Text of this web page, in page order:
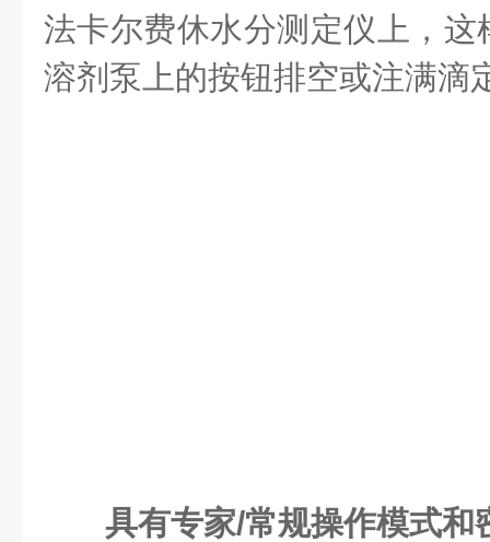
法卡尔费休水分测定仪上，
溶剂泵上的按钮排空或注满滴
具有专家/常规操作模式和